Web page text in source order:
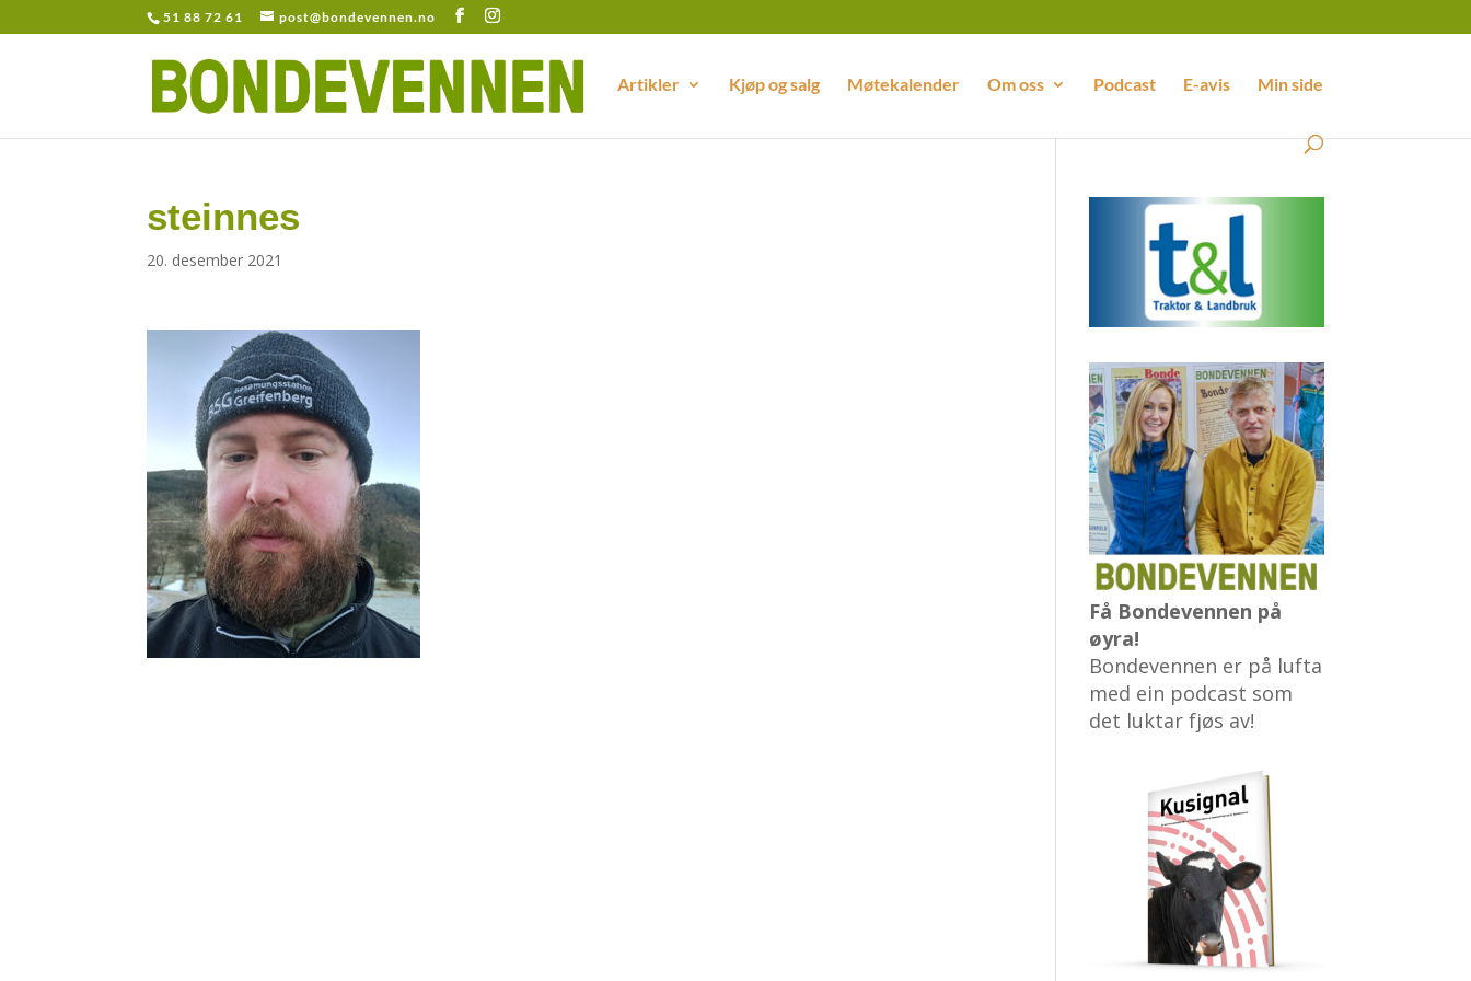
51 88 72 61 post@bondevennen.no
Artikler Kjøp og salg Møtekalender Om oss Podcast E-avis Min side
steinnes
20. desember 2021
Få Bondevennen på
øyra!
Bondevennen er på lufta
med ein podcast som
det luktar fjøs av!